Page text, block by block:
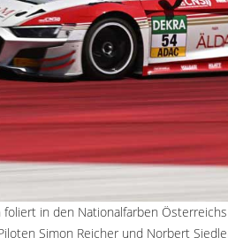
foliert in den Nationalfarben
Simon Reicher und Norbert